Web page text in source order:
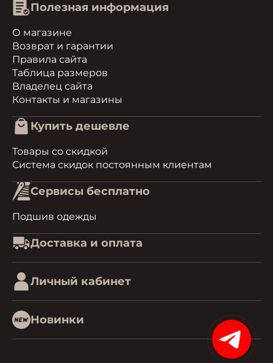
Полезная информация
О магазине
Возврат и гарантии
Правила сайта
Таблица размеров
Владелец сайта
Контакты и магазины
Купить дешевле
Товары со скидкой
Система скидок постоянным клиентам
Сервисы бесплатно
Подшив одежды
Доставка и оплата
Личный кабинет
Новинки
15%